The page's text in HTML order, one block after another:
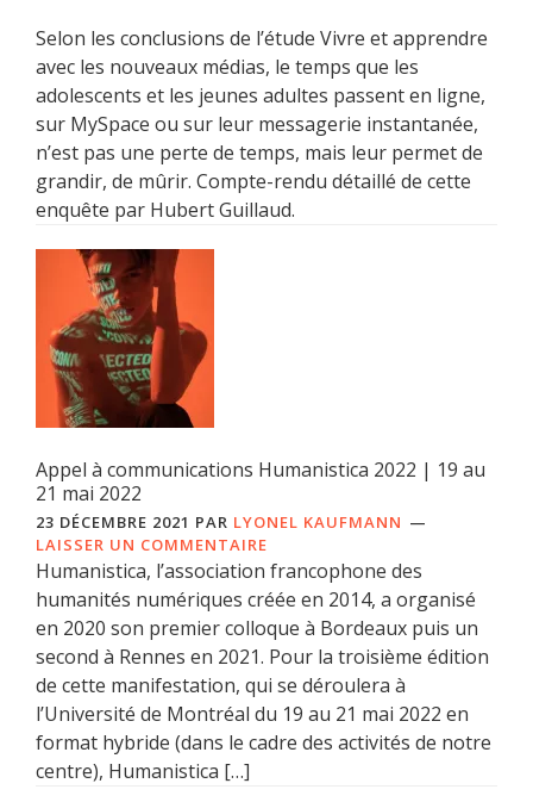
Selon les conclusions de l’étude Vivre et apprendre
avec les nouveaux médias, le temps que les
adolescents et les jeunes adultes passent en ligne,
sur MySpace ou sur leur messagerie instantanée,
n’est pas une perte de temps, mais leur permet de
grandir, de mûrir. Compte-rendu détaillé de cette
enquête par Hubert Guillaud.
Appel à communications Humanistica 2022 | 19 au
21 mai 2022
23 DÉCEMBRE 2021 PAR LYONEL KAUFMANN
LAISSER UN COMMENTAIRE
Humanistica, l’association francophone des
humanités numériques créée en 2014, a organisé
en 2020 son premier colloque à Bordeaux puis un
second à Rennes en 2021. Pour la troisième édition
de cette manifestation, qui se déroulera à
l’Université de Montréal du 19 au 21 mai 2022 en
format hybride (dans le cadre des activités de notre
centre), Humanistica […]